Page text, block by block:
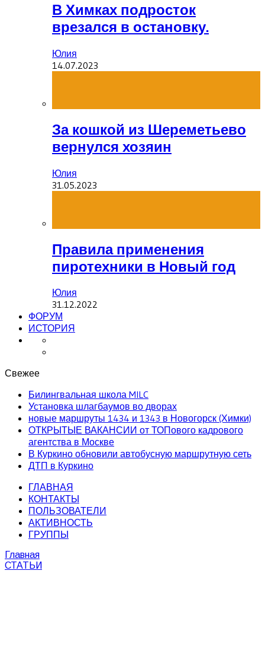
В Химках подросток
врезался в остановку.
Юлия
14.07.2023
За кошкой из Шереметьево
вернулся хозяин
Юлия
31.05.2023
Правила применения
пиротехники в Новый год
Юлия
31.12.2022
ФОРУМ
ИСТОРИЯ
Свежее
Билингвальная школа MILC
Установка шлагбаумов во дворах
новые маршруты 1434 и 1343 в Новогорск (Химки)
ОТКРЫТЫЕ ВАКАНСИИ от ТОПового кадрового
агентства в Москве
В Куркино обновили автобусную маршрутную сеть
ДТП в Куркино
ГЛАВНАЯ
КОНТАКТЫ
ПОЛЬЗОВАТЕЛИ
АКТИВНОСТЬ
ГРУППЫ
Главная
СТАТЬИ